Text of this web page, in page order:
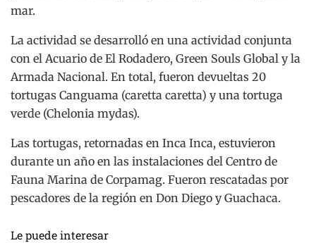
mar.
La actividad se desarrolló en una actividad conjunta
con el Acuario de El Rodadero, Green Souls Global y la
Armada Nacional. En total, fueron devueltas 20
tortugas Canguama (caretta caretta) y una tortuga
verde (Chelonia mydas).
Las tortugas, retornadas en Inca Inca, estuvieron
durante un año en las instalaciones del Centro de
Fauna Marina de Corpamag. Fueron rescatadas por
pescadores de la región en Don Diego y Guachaca.
Le puede interesar